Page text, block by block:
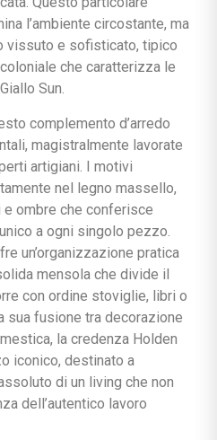
l’ambiente circostante, ma
vissuto e sofisticato, tipico
che caratterizza le
Sun.
complemento d’arredo
magistralmente lavorate
artigiani. I motivi
nel legno massello,
ombre che conferisce
a ogni singolo pezzo.
un’organizzazione pratica
mensola che divide il
con ordine stoviglie, libri o
sua fusione tra decorazione
la credenza Holden
iconico, destinato a
di un living che non
dell’autentico lavoro